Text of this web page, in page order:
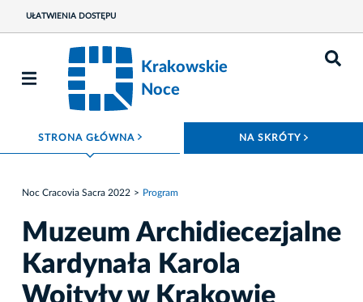
UŁATWIENIA DOSTĘPU
Krakowskie
Noce
STRONA GŁÓWNA ROZWIŃ MENU NA SKRÓTY
Noc Cracovia Sacra 2022 Program
Muzeum Archidiecezjalne
Kardynała Karola